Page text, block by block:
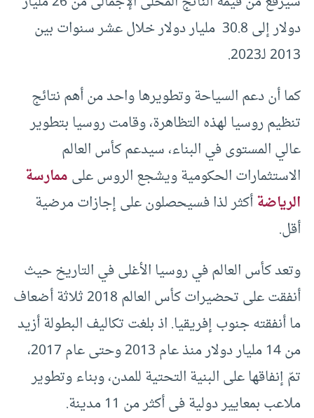
دولار إلى 30.8 مليار دولار خلال عشر سنوات بين
2013 لـ2023.
كما أن دعم السياحة وتطويرها واحد من أهم نتائج
تنظيم روسيا لهذه التظاهرة، وقامت روسيا بتطوير
عالي المستوى في البناء، سيدعم كأس العالم
الاستثمارات الحكومية ويشجع الروس علىممارسة
الرياضةأكثر لذا فسيحصلون على إجازات مرضية
أقل.
وتعد كأس العالم في روسيا الأغلى في التاريخ حيث
أنفقت على تحضيرات كأس العالم 2018 ثلاثة أضعاف
ما أنفقته جنوب إفريقيا. اذ بلغت تكاليف البطولة أزيد
من 14 مليار دولار منذ عام 2013 وحتى عام 2017،
تمّ إنفاقها على البنية التحتية للمدن، وبناء وتطوير
ملاعب بمعايير دولية فى أكثر من 11 مدينة.